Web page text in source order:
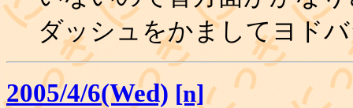
ダッシュをかましてヨド
2005/4/6(Wed) [n]